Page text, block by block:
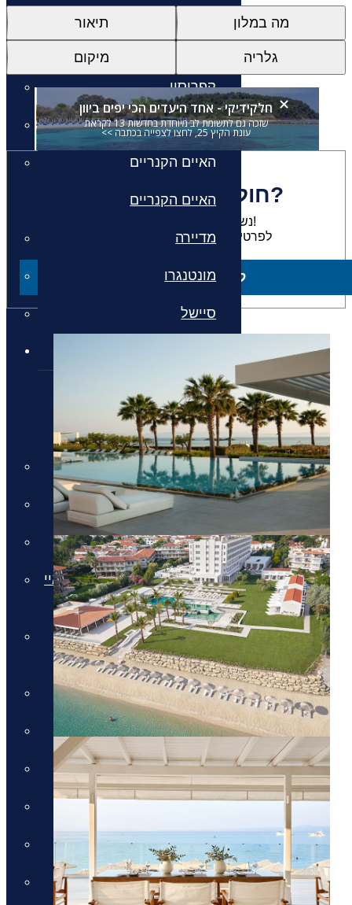
איי יוון
קפריסין
דובאי
האיים הקנריים
האיים הקנריים
מדיירה
מונטנגרו
סיישל
חבילות נופש
חבילות נופש
חופשות הכל כלול
חבילות למשפחות
מלונות למבוגרים בלבד
חבילות נופש בחגי תשרי באיי
יוון וקפריסין
חבילות נופש לאתונה בחגי
תשרי
חבילות לקפריסין
חבילות לכרתים
חבילות לקורפו
חבילות לקוסטה נברינו
חבילות לחלקידיקי
חבילות למיקונוס
תיאור מה במלון
מיקום גלריה
חלקידיקי - אחד היעדים הכי יפים ביוון
שזכה גם לתשומת לב מיוחדת בחדשות 13 לקראת
עונת הקיץ 25, לחצו לצפייה בכתבה >>
חולמים להתארח כאן?
נשמח להגשים לכם את החלום!
לפרטים על חבילות למלון זה צרו קשר
ליצירת קשר